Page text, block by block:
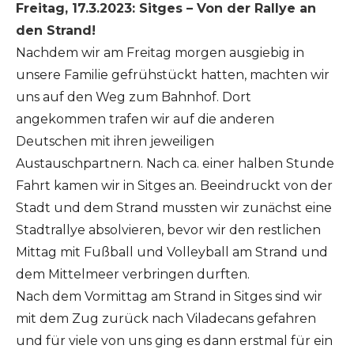
Freitag, 17.3.2023: Sitges – Von der Rallye an
den Strand!
Nachdem wir am Freitag morgen ausgiebig in
unsere Familie gefrühstückt hatten, machten wir
uns auf den Weg zum Bahnhof. Dort
angekommen trafen wir auf die anderen
Deutschen mit ihren jeweiligen
Austauschpartnern. Nach ca. einer halben Stunde
Fahrt kamen wir in Sitges an. Beeindruckt von der
Stadt und dem Strand mussten wir zunächst eine
Stadtrallye absolvieren, bevor wir den restlichen
Mittag mit Fußball und Volleyball am Strand und
dem Mittelmeer verbringen durften.
Nach dem Vormittag am Strand in Sitges sind wir
mit dem Zug zurück nach Viladecans gefahren
und für viele von uns ging es dann erstmal für ein